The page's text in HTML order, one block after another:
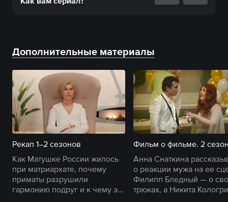
Дополнительные материалы
Рекап 1–2 сезонов
Как Матушке России жилось
при матриархате, почему
приматы разрушили
гармонию подруг и к чему это
Фильм о фильме. 2
Анна Снаткина
о реакции мужа на ее
Филипп Бледный — о
трюках, а Никита